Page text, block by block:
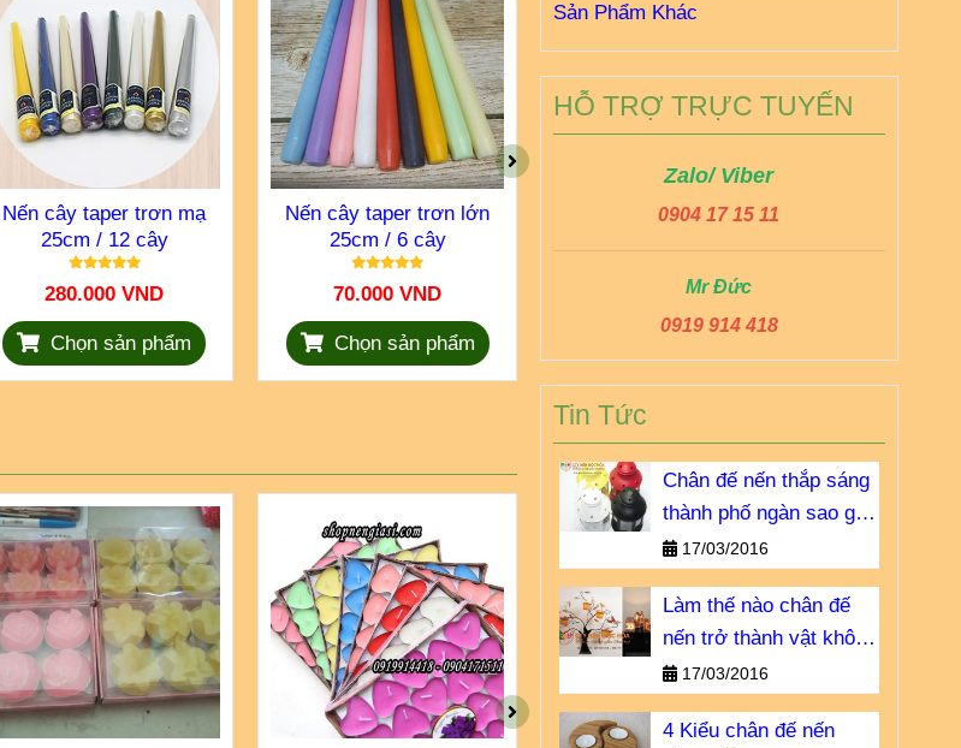
Nến cây taper trơn mạ
25cm / 12 cây
280.000 VND
Chọn sản phẩm
Nến cây taper trơn lớn
25cm / 6 cây
70.000 VND
Chọn sản phẩm
Nến cây taper trơn 15cm
70.000 VND
Sản Phẩm Khác
HỖ TRỢ TRỰC TUYẾN
Zalo/ Viber
0904 17 15 11
Mr Đức
0919 914 418
Tin Tức
Chân đế nến thắp sáng
thành phố ngàn sao giá
bao nhiêu?
17/03/2016
Làm thế nào chân đế
nến trở thành vật không
thể thiếu?
17/03/2016
4 Kiểu chân đế nến